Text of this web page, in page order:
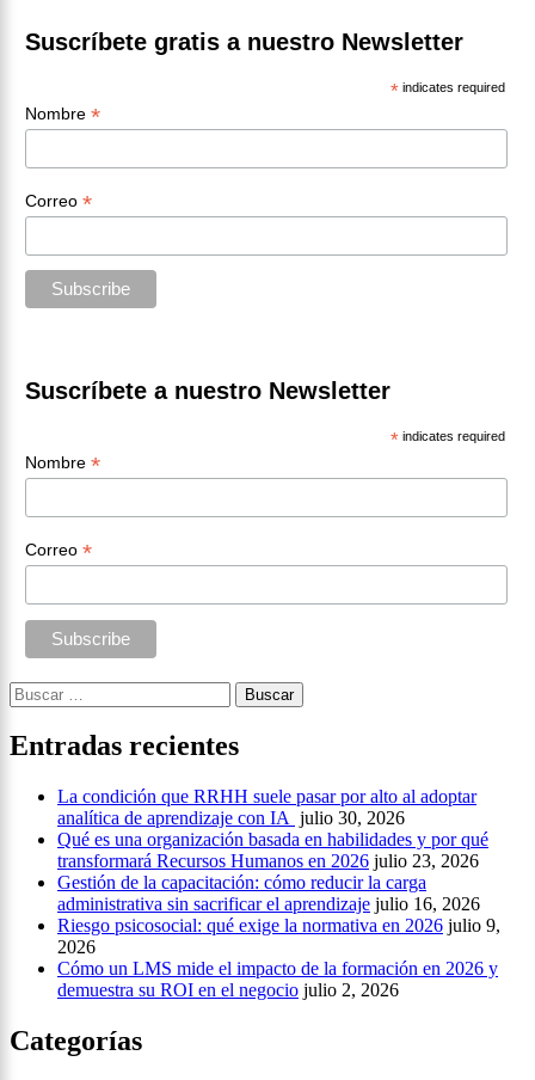
Suscríbete gratis a nuestro Newsletter
* indicates required
Nombre *
Correo *
Suscríbete a nuestro Newsletter
* indicates required
Nombre *
Correo *
Buscar:
Entradas recientes
La condición que RRHH suele pasar por alto al adoptar
analítica de aprendizaje con IA julio 30, 2026
Qué es una organización basada en habilidades y por qué
transformará Recursos Humanos en 2026 julio 23, 2026
Gestión de la capacitación: cómo reducir la carga
administrativa sin sacrificar el aprendizaje julio 16, 2026
Riesgo psicosocial: qué exige la normativa en 2026 julio 9,
2026
Cómo un LMS mide el impacto de la formación en 2026 y
demuestra su ROI en el negocio julio 2, 2026
Categorías